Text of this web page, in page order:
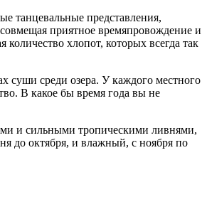
танцевальные представления,
приятное времяпровождение и
хлопот, которых всегда так
среди озера. У каждого местного
В какое бы время года вы не
и сильными тропическими ливнями,
до октября, и влажный, с ноября по